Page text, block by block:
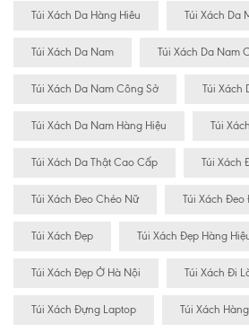
Túi Xách Da Hàng Hiêu Túi Xách Da
Túi Xách Da Nam Túi Xách Da Nam
Túi Xách Da Nam Công Sở Túi Xách
Túi Xách Da Nam Hàng Hiệu Túi
Túi Xách Da Thật Cao Cấp Túi Xách
Túi Xách Đeo Chéo Nữ Túi Xách Đeo
Túi Xách Đẹp Túi Xách Đẹp Hàng
Túi Xách Đẹp Ở Hà Nội Túi Xách Đi
Túi Xách Đựng Laptop Túi Xách